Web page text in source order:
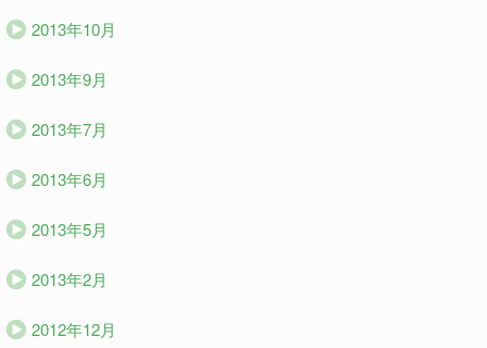
2013年10月
2013年9月
2013年7月
2013年6月
2013年5月
2013年2月
2012年12月